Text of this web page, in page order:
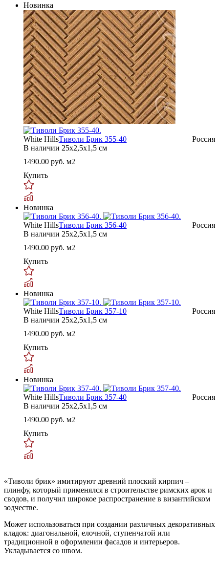
Новинка
White Hills Россия
Тиволи Брик 355-40
В наличии 25x2,5x1,5 см
1490.00 руб. м2
Купить
Новинка
White Hills Россия
Тиволи Брик 356-40
В наличии 25x2,5x1,5 см
1490.00 руб. м2
Купить
Новинка
White Hills Россия
Тиволи Брик 357-10
В наличии 25x2,5x1,5 см
1490.00 руб. м2
Купить
Новинка
White Hills Россия
Тиволи Брик 357-40
В наличии 25x2,5x1,5 см
1490.00 руб. м2
Купить
«Тиволи брик» имитируют древний плоский кирпич –
плинфу, который применялся в строительстве римских арок и
сводов, и получил широкое распространение в византийском
зодчестве.
Может использоваться при создании различных декоративных
кладок: диагональной, елочной, ступенчатой или
традиционной в оформлении фасадов и интерьеров.
Укладывается со швом.